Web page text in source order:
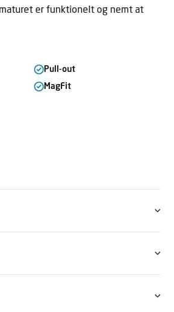
er funktionelt og nemt at
Pull-out
MagFit